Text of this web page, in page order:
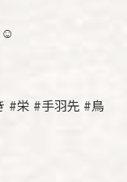
☺️
#栄 #手羽先 #鳥